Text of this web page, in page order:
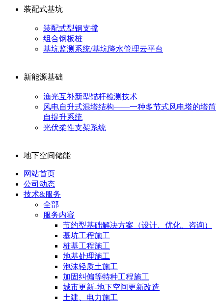
装配式基坑
装配式型钢支撑
组合钢板桩
基坑监测系统/基坑降水管理云平台
新能源基础
渔光互补新型锚杆检测技术
风电自升式混塔结构——一种多节式风电塔的塔筒
自提升系统
光伏柔性支架系统
地下空间储能
网站首页
公司动态
技术&服务
全部
服务内容
节约型基础解决方案（设计、优化、咨询）
基坑工程施工
桩基工程施工
地基处理施工
泡沫轻质土施工
加固纠偏等特种工程施工
城市更新-地下空间更新改造
土建、电力施工